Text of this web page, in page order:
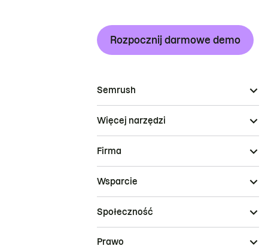
Rozpocznij darmowe demo
Semrush
Więcej narzędzi
Firma
Wsparcie
Społeczność
Prawo